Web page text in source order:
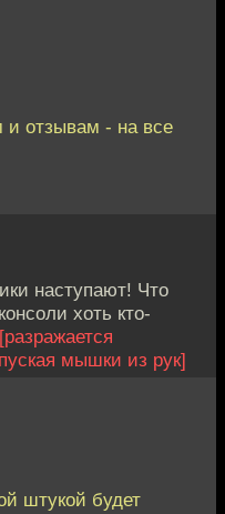
и отзывам - на все
наступают! Что
хоть кто-
[разражается
мышки из рук]
штукой будет